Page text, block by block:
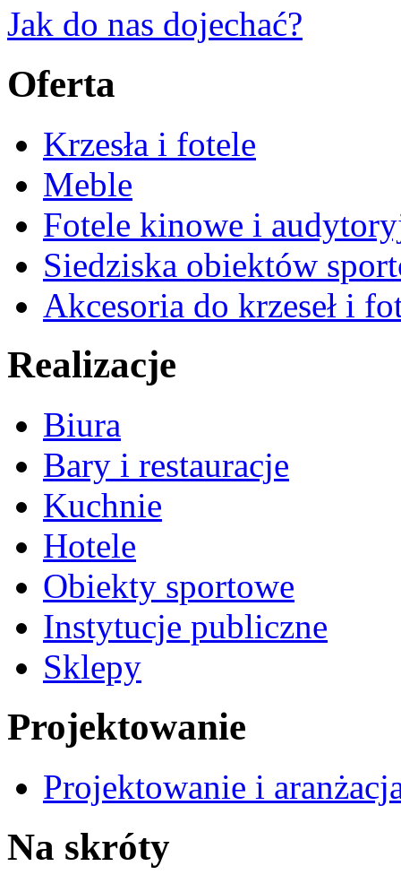
Jak do nas dojechać?
Oferta
Krzesła i fotele
Meble
Fotele kinowe i
Siedziska obiektów
Akcesoria do krzeseł i
Realizacje
Biura
Bary i restauracje
Kuchnie
Hotele
Obiekty sportowe
Instytucje publiczne
Sklepy
Projektowanie
Projektowanie i
Na skróty